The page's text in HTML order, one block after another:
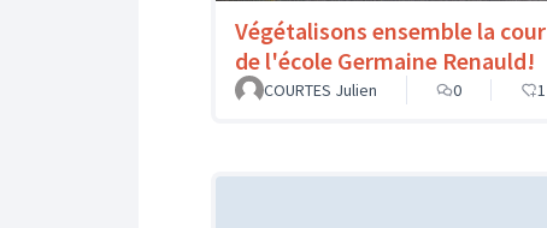
Végétalisons ensemble la cour
de l'école Germaine Renauld!
COURTES Julien
0 1